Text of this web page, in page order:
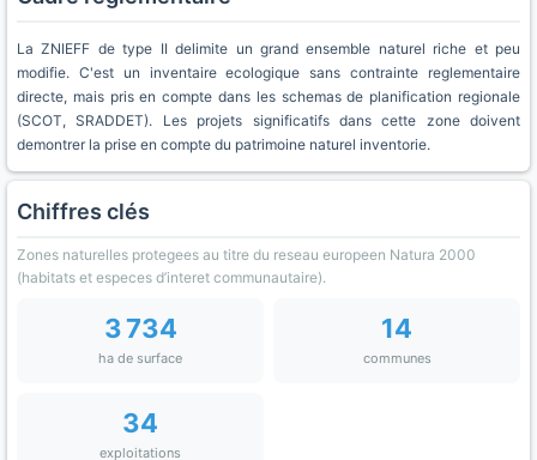
La ZNIEFF de type II delimite un grand ensemble naturel riche et peu
modifie. C'est un inventaire ecologique sans contrainte reglementaire
directe, mais pris en compte dans les schemas de planification regionale
(SCOT, SRADDET). Les projets significatifs dans cette zone doivent
demontrer la prise en compte du patrimoine naturel inventorie.
Chiffres clés
Zones naturelles protegees au titre du reseau europeen Natura 2000
(habitats et especes d’interet communautaire).
3 734
ha de surface
14
communes
34
exploitations